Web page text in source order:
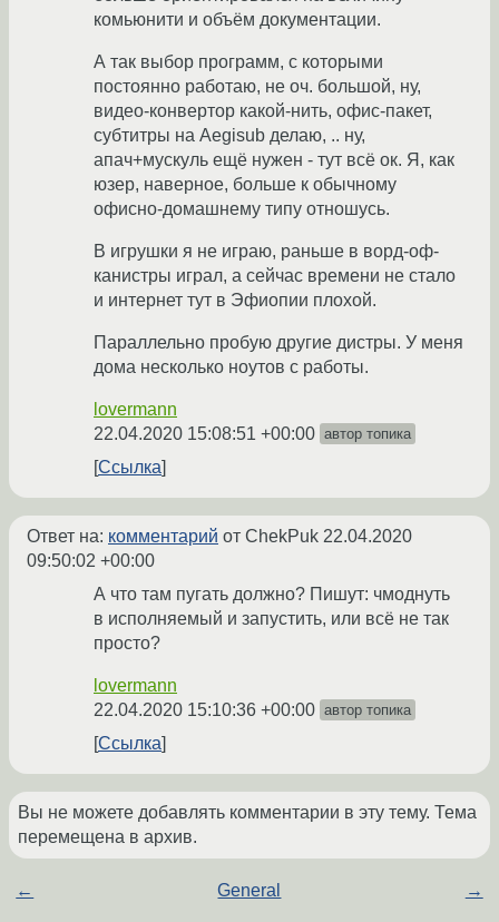
комьюнити и объём документации.
А так выбор программ, с которыми
постоянно работаю, не оч. большой, ну,
видео-конвертор какой-нить, офис-пакет,
субтитры на Aegisub делаю, .. ну,
апач+мускуль ещё нужен - тут всё ок. Я, как
юзер, наверное, больше к обычному
офисно-домашнему типу отношусь.
В игрушки я не играю, раньше в ворд-оф-
канистры играл, а сейчас времени не стало
и интернет тут в Эфиопии плохой.
Параллельно пробую другие дистры. У меня
дома несколько ноутов с работы.
lovermann
22.04.2020 15:08:51 +00:00 автор топика
Ссылка
Ответ на: комментарий от ChekPuk 22.04.2020
09:50:02 +00:00
А что там пугать должно? Пишут: чмоднуть
в исполняемый и запустить, или всё не так
просто?
lovermann
22.04.2020 15:10:36 +00:00 автор топика
Ссылка
Вы не можете добавлять комментарии в эту тему. Тема
перемещена в архив.
← General →